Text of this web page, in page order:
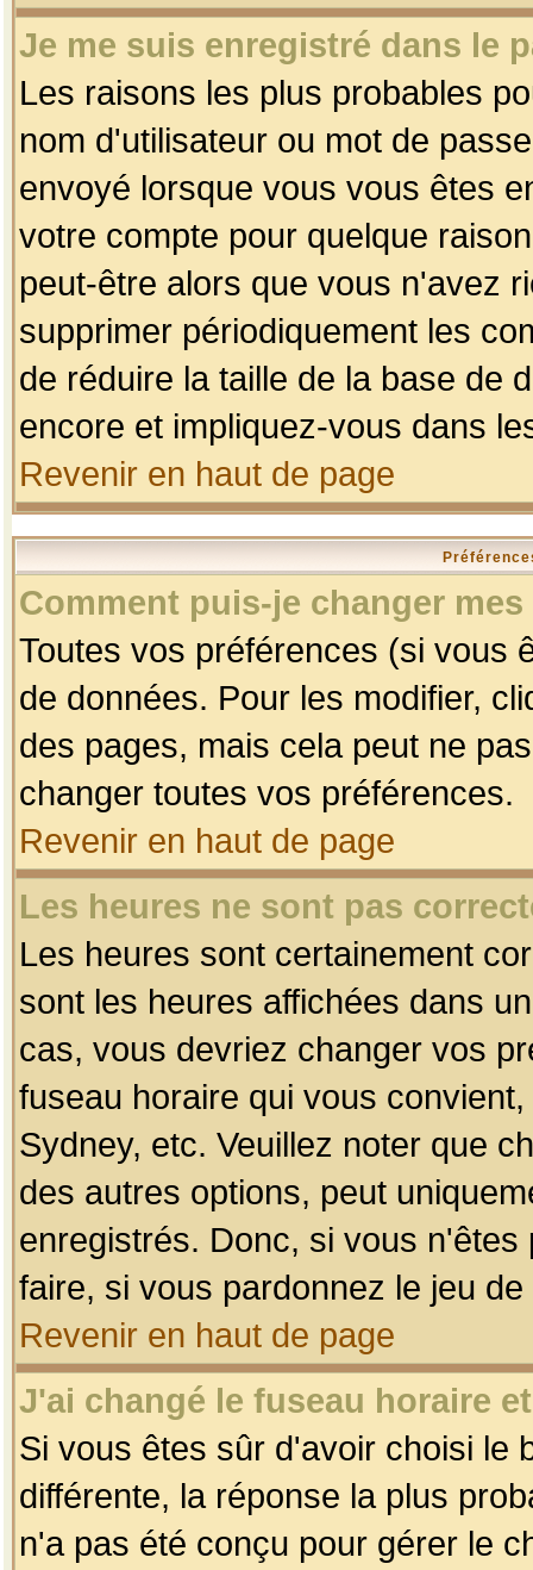
Je me suis enregistré dans le
Les raisons les plus probables
nom d'utilisateur ou mot de
envoyé lorsque vous vous êtes
votre compte pour quelque
peut-être alors que vous n'avez
supprimer périodiquement les
de réduire la taille de la base de
encore et impliquez-vous dans
Revenir en haut de page
Comment puis-je changer
Toutes vos préférences (si vous
de données. Pour les modifier,
des pages, mais cela peut ne
changer toutes vos préférences.
Revenir en haut de page
Les heures ne sont pas
Les heures sont certainement
sont les heures affichées dans
cas, vous devriez changer vos
fuseau horaire qui vous
Sydney, etc. Veuillez noter que
des autres options, peut
enregistrés. Donc, si vous
faire, si vous pardonnez le jeu
Revenir en haut de page
J'ai changé le fuseau horaire
Si vous êtes sûr d'avoir choisi le
différente, la réponse la plus
n'a pas été conçu pour gérer le